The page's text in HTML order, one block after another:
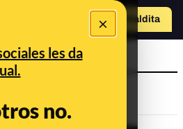
×
les da
no.
Hazte Maldita